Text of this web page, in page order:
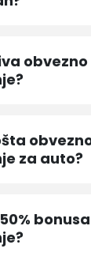
za auto?